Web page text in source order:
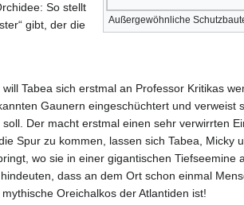
Außergewöhnliche
So stellt
gibt, der die
Tabea sich erstmal an Professor Kritikas
Gaunern eingeschüchtert und verweist
Der macht erstmal einen sehr verwirrten
Spur zu kommen, lassen sich Tabea, Micky
wo sie in einer gigantischen Tiefseemine
dass an dem Ort schon einmal
Oreichalkos der Atlantiden ist!